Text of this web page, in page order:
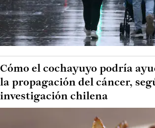
Cómo el cochayuyo podría
la propagación del cáncer,
investigación chilena